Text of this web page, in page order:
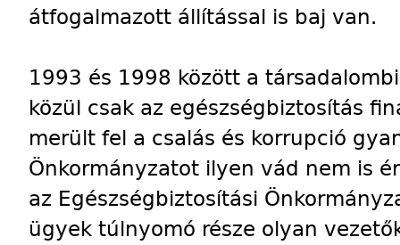
átfogalmazott állítással is baj van.
1993 és 1998 között a
közül csak az egészségbiztosítás
merült fel a csalás és korrupció
Önkormányzatot ilyen vád nem is
az Egészségbiztosítási
ügyek túlnyomó része olyan